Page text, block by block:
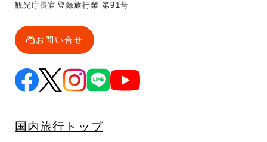
観光庁長官登録旅行業 第91号
お問い合せ
国内旅行トップ